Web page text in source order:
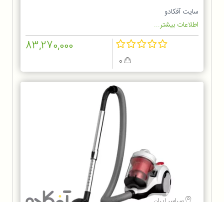
سایت آفکادو
اطلاعات بیشتر...
83,270,000